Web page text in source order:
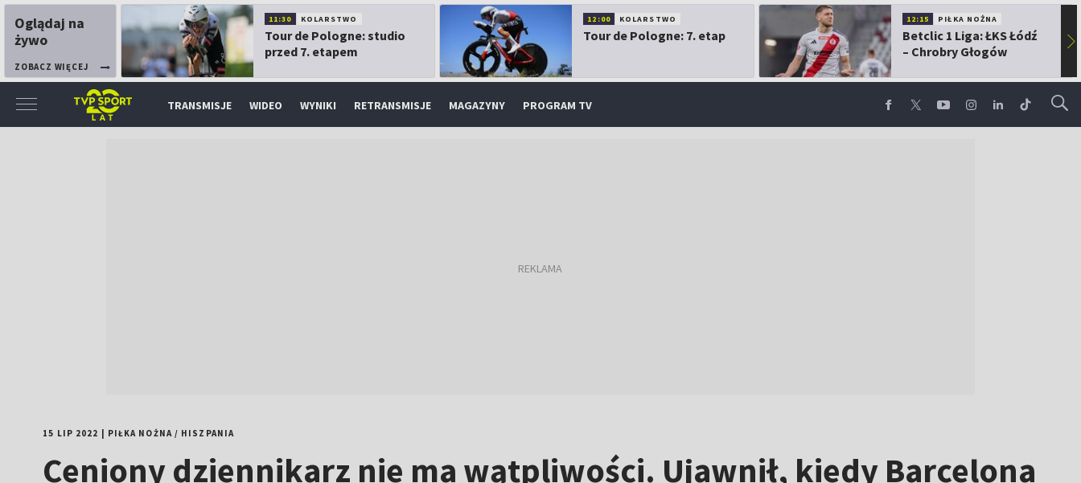
Oglądaj na
żywo
ZOBACZ WIĘCEJ
11:30 KOLARSTWO
Tour de Pologne: studio
przed 7. etapem
12:00 KOLARSTWO
Tour de Pologne: 7. etap
12:15 PIŁKA NOŻNA
Betclic 1 Liga: ŁKS Łódź
– Chrobry Głogów
▶
TRANSMISJE WIDEO WYNIKI RETRANSMISJE MAGAZYNY PROGRAM TV
15 LIP 2022 PIŁKA NOŻNA/ HISZPANIA
Ceniony dziennikarz nie ma wątpliwości. Ujawnił, kiedy Barcelona